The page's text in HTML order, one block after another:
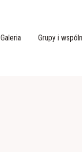
Galeria Grupy i